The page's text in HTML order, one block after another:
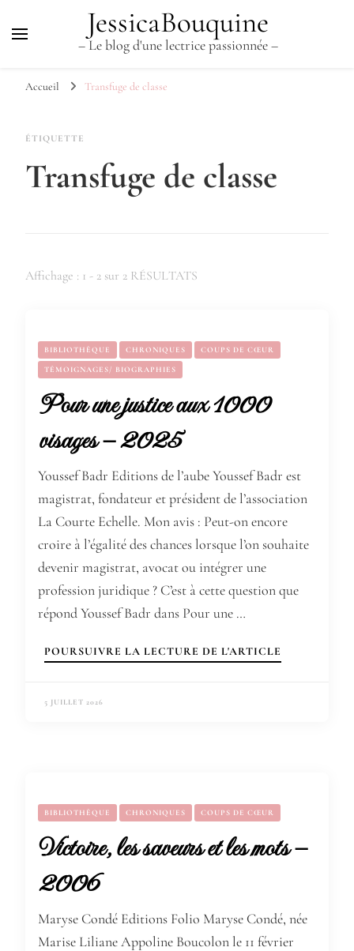
JessicaBouquine
– Le blog d'une lectrice passionnée –
Accueil Transfuge de classe
ÉTIQUETTE
Transfuge de classe
Affichage : 1 - 2 sur 2 RÉSULTATS
BIBLIOTHÈQUE CHRONIQUES COUPS DE CŒUR
TÉMOIGNAGES/ BIOGRAPHIES
Pour une justice aux 1000
visages – 2025
Youssef Badr Editions de l’aube Youssef Badr est
magistrat, fondateur et président de l’association
La Courte Echelle. Mon avis : Peut-on encore
croire à l’égalité des chances lorsque l’on souhaite
devenir magistrat, avocat ou intégrer une
profession juridique ? C’est à cette question que
répond Youssef Badr dans Pour une …
POURSUIVRE LA LECTURE DE L'ARTICLE
5 JUILLET 2026
BIBLIOTHÈQUE CHRONIQUES COUPS DE CŒUR
Victoire, les saveurs et les mots –
2006
Maryse Condé Editions Folio Maryse Condé, née
Marise Liliane Appoline Boucolon le 11 février